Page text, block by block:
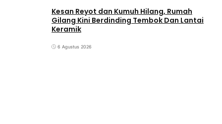
Kesan Reyot dan Kumuh Hilang, Rumah
Gilang Kini Berdinding Tembok Dan Lantai
Keramik
6 Agustus 2026